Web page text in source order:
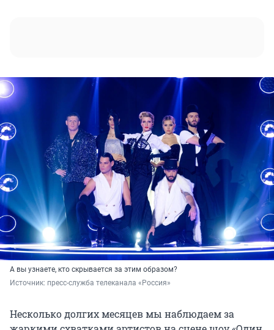
А вы узнаете, кто скрывается за этим образом?
Источник: пресс-служба телеканала «Россия»
Несколько долгих месяцев мы наблюдаем за